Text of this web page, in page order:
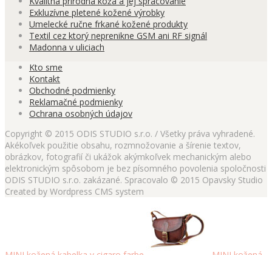
Exkluzívne pletené kožené výrobky
Umelecké ručne frkané kožené produkty
Textil cez ktorý neprenikne GSM ani RF signál
Madonna v uliciach
Kto sme
Kontakt
Obchodné podmienky
Reklamačné podmienky
Ochrana osobných údajov
Copyright © 2015 ODIS STUDIO s.r.o. / Všetky práva vyhradené.
Akékoľvek použitie obsahu, rozmnožovanie a šírenie textov,
obrázkov, fotografií či ukážok akýmkoľvek mechanickým alebo
elektronickým spôsobom je bez písomného povolenia spoločnosti
ODIS STUDIO s.r.o. zakázané. Spracovalo © 2015 Opavsky Studio
Created by Wordpress CMS system